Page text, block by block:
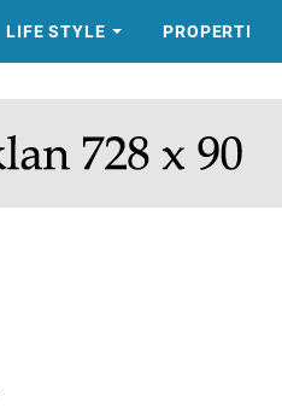
LIFE STYLE PROPERTI